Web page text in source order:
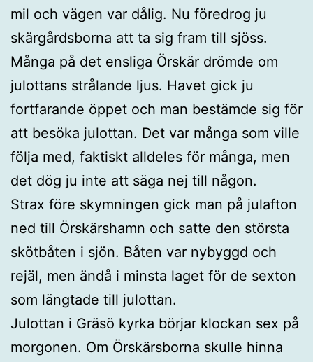
mil och vägen var dålig. Nu föredrog ju
skärgårdsborna att ta sig fram till sjöss.
Många på det ensliga Örskär drömde om
julottans strålande ljus. Havet gick ju
fortfarande öppet och man bestämde sig för
att besöka julottan. Det var många som ville
följa med, faktiskt alldeles för många, men
det dög ju inte att säga nej till någon.
Strax före skymningen gick man på julafton
ned till Örskärshamn och satte den största
skötbåten i sjön. Båten var nybyggd och
rejäl, men ändå i minsta laget för de sexton
som längtade till julottan.
Julottan i Gräsö kyrka börjar klockan sex på
morgonen. Om Örskärsborna skulle hinna